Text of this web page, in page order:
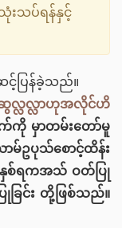
သပ်ရန်နှင့်
ပြန်ခဲ့သည်။
လ္လလ္လာဟုအလိုင်ဟိ
ကို မှာတမ်းတော်မူ
ဥပုသ်စောင့်ထိန်း
စ်ရကအသ် ဝတ်ပြု
ခြင်း တို့ဖြစ်သည်။